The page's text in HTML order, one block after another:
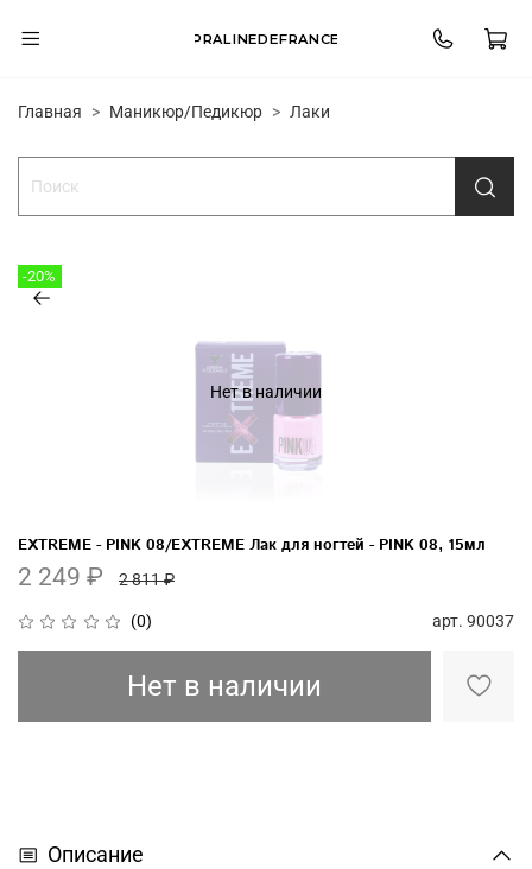
PRALINEDEFRANCE
Главная Маникюр/Педикюр Лаки
Нет в наличии
-20%
(0) арт. 90037
EXTREME - PINK 08/EXTREME Лак для ногтей - PINK 08, 15мл
2 249 ₽ 2 811 ₽
Нет в наличии
Описание